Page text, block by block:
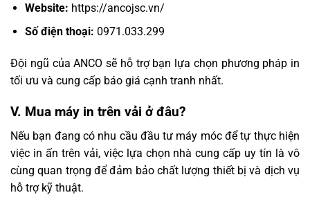
Website: https://ancojsc.vn/
Số điện thoại: 0971.033.299
Đội ngũ của ANCO sẽ hỗ trợ bạn lựa chọn phương pháp in
tối ưu và cung cấp báo giá cạnh tranh nhất.
V. Mua máy in trên vải ở đâu?
Nếu bạn đang có nhu cầu đầu tư máy móc để tự thực hiện
việc in ấn trên vải, việc lựa chọn nhà cung cấp uy tín là vô
cùng quan trọng để đảm bảo chất lượng thiết bị và dịch vụ
hỗ trợ kỹ thuật.